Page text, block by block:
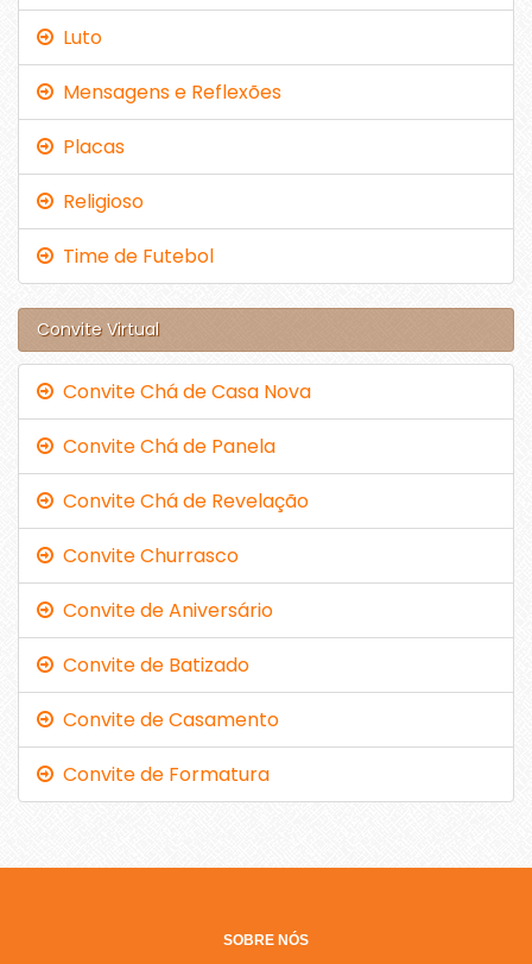
Luto
Mensagens e Reflexões
Placas
Religioso
Time de Futebol
Convite Virtual
Convite Chá de Casa Nova
Convite Chá de Panela
Convite Chá de Revelação
Convite Churrasco
Convite de Aniversário
Convite de Batizado
Convite de Casamento
Convite de Formatura
SOBRE NÓS